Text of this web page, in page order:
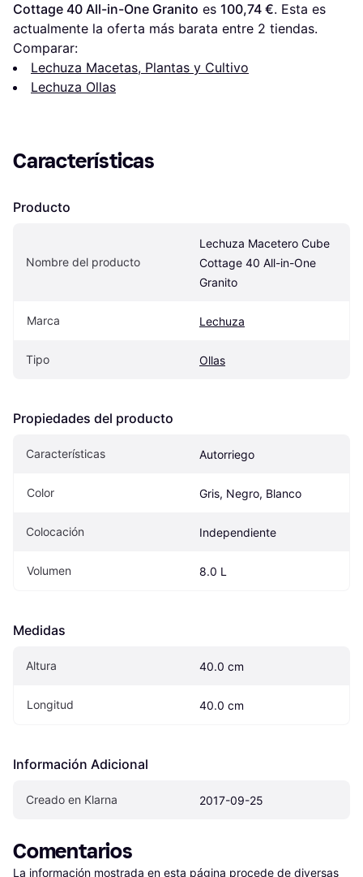
Cottage 40 All-in-One Granito es 100,74 €. Esta es
actualmente la oferta más barata entre 2 tiendas.
Comparar:
Lechuza Macetas, Plantas y Cultivo
Lechuza Ollas
Características
Producto
Nombre del producto
Lechuza Macetero Cube
Cottage 40 All-in-One
Granito
Marca Lechuza
Tipo Ollas
Propiedades del producto
Características Autorriego
Color Gris, Negro, Blanco
Colocación Independiente
Volumen 8.0 L
Medidas
Altura 40.0 cm
Longitud 40.0 cm
Información Adicional
Creado en Klarna 2017-09-25
Comentarios
La información mostrada en esta página procede de diversas